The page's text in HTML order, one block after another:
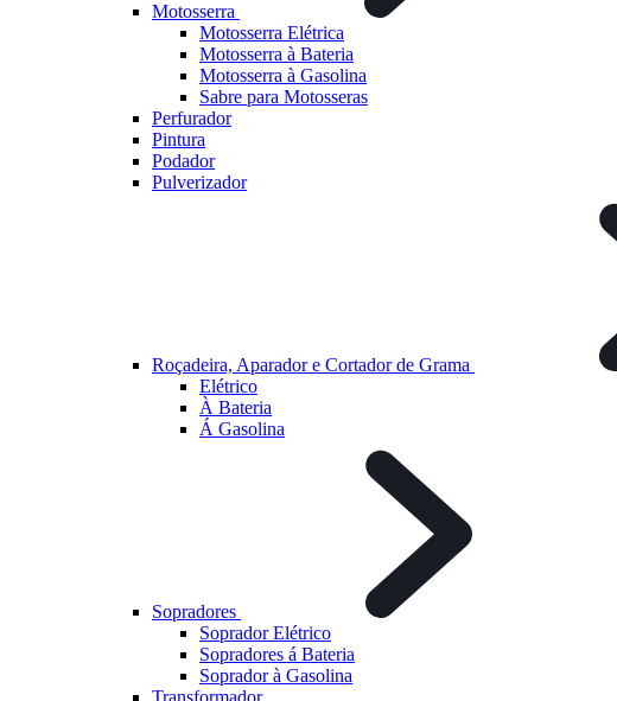
Motosserra
Motosserra Elétrica
Motosserra à Bateria
Motosserra à Gasolina
Sabre para Motosseras
Perfurador
Pintura
Podador
Pulverizador
Roçadeira, Aparador e Cortador de Grama
Elétrico
À Bateria
Á Gasolina
Sopradores
Soprador Elétrico
Sopradores á Bateria
Soprador à Gasolina
Transformador